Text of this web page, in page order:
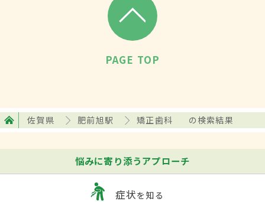
PAGE TOP
佐賀県 肥前旭駅 矯正歯科 の検索結果
悩みに寄り添うアプローチ
症状を知る